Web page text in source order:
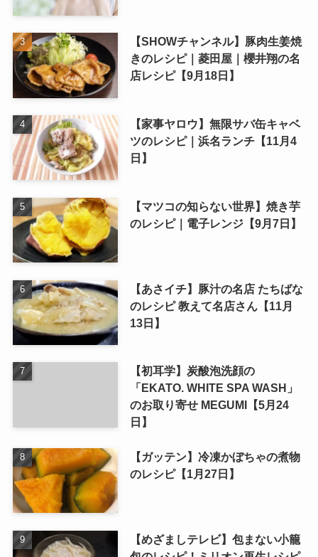
【SHOWチャンネル】豚肉生姜焼
きのレシピ｜菱田屋｜櫻井翔の名
店レシピ【9月18日】
【家事ヤロウ】無限サバ缶キャベ
ツのレシピ｜浜名ランチ【11月4
日】
【マツコの知らない世界】焼き芋
のレシピ｜電子レンジ【9月7日】
【あさイチ】豚汁の名店 たちばな
のレシピ 教えて名店さん【11月
13日】
【初耳学】炭酸泡洗顔の
「EKATO. WHITE SPA WASH」
のお取り寄せ MEGUMI【5月24
日】
【ガッテン】冷凍かぼちゃの煮物
のレシピ【1月27日】
【めざましテレビ】包まない小籠